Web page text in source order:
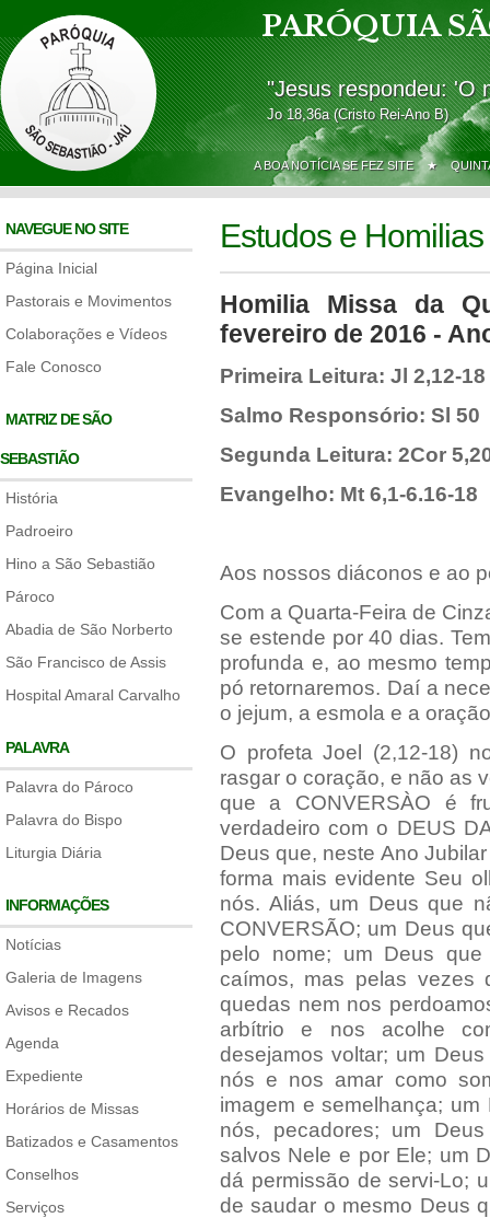
PARÓQUIA
"Jesus respondeu: 'O
Jo 18,36a (Cristo Rei-Ano B)
A BOA NOTÍCIA SE FEZ SITE ★
NAVEGUE NO SITE
Página Inicial
Pastorais e Movimentos
Colaborações e Vídeos
Fale Conosco
MATRIZ DE SÃO
SEBASTIÃO
História
Padroeiro
Hino a São Sebastião
Pároco
Abadia de São Norberto
São Francisco de Assis
Hospital Amaral Carvalho
PALAVRA
Palavra do Pároco
Palavra do Bispo
Liturgia Diária
INFORMAÇÕES
Notícias
Galeria de Imagens
Avisos e Recados
Agenda
Expediente
Horários de Missas
Batizados e Casamentos
Conselhos
Serviços
Estudos e Homilias
Homilia Missa da
fevereiro de 2016 -
Primeira Leitura: Jl 2,12-18
Salmo Responsório: Sl 50
Segunda Leitura: 2Cor
Evangelho: Mt 6,1-6.16-18
Aos nossos diáconos e ao
Com a Quarta-Feira de
se estende por 40 dias.
profunda e, ao mesmo
pó retornaremos. Daí a
o jejum, a esmola e a
O profeta Joel (2,12-18)
rasgar o coração, e não as
que a CONVERSÀO é
verdadeiro com o DEUS
Deus que, neste Ano
forma mais evidente Seu
nós. Aliás, um Deus que
CONVERSÃO; um Deus
pelo nome; um Deus
caímos, mas pelas vezes
quedas nem nos
arbítrio e nos acolhe
desejamos voltar; um
nós e nos amar como
imagem e semelhança;
nós, pecadores; um
salvos Nele e por Ele; um
dá permissão de servi-Lo;
de saudar o mesmo Deus